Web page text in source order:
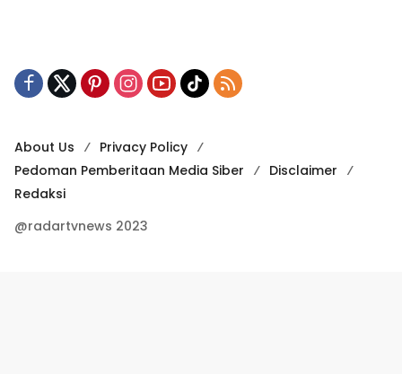
About Us
Privacy Policy
Pedoman Pemberitaan Media Siber
Disclaimer
Redaksi
@radartvnews 2023